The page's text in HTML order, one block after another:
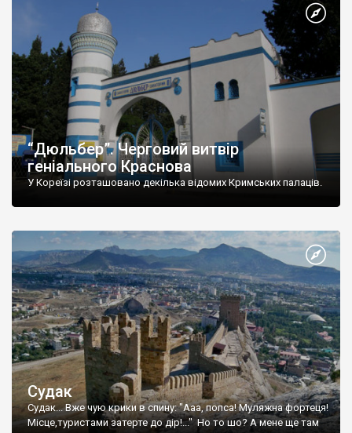
“Дюльбер”. Черговий витвір
геніального Краснова
У Кореїзі розташовано декілька відомих Кримських палаців.
Судак
Судак... Вже чую крики в спину: "Ааа, попса! Муляжна фортеця!
Місце,туристами затерте до дір!..." Но то шо? А мене ще там